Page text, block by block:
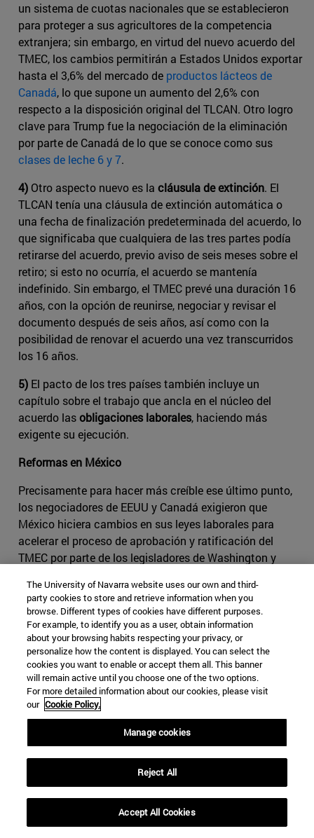
un sistema de cuotas nacionales que se establecieron
para proteger a sus agricultores de la competencia
extranjera; sin embargo, en virtud del nuevo acuerdo del
TMEC, los cambios permitirán a Estados Unidos exportar
hasta el 3,6% del mercado de productos lácteos de
Canadá​, lo que supone un aumento del 2,6% con
respecto a la disposición original del TLCAN. Otro logro
clave para Trump fue la negociación de la eliminación
por parte de Canadá de lo que se conoce como sus ​
clases de leche 6 y 7​.
4) Otro aspecto nuevo es la cláusula de extinción. El
TLCAN tenía una cláusula de extinción automática o
una fecha de finalización predeterminada del acuerdo, lo
que significaba que cualquiera de las tres partes podía
retirarse del acuerdo, previo aviso de seis meses sobre el
retiro; si esto no ocurría, el acuerdo se mantenía
indefinido. Sin embargo, el TMEC prevé una duración 16
años, con la opción de reunirse, negociar y revisar el
documento después de seis años, así como con la
posibilidad de renovar el acuerdo una vez transcurridos
los 16 años.
5) El pacto de los tres países también incluye un
capítulo sobre el trabajo que ancla en el núcleo del
acuerdo lasobligaciones laborales, haciendo más
exigente su ejecución.
Reformas en México
Precisamente para hacer más creíble ese último punto,
los negociadores de EEUU y Canadá exigieron que
México hiciera cambios en sus leyes laborales para
acelerar el proceso de aprobación y ratificación del
TMEC por parte de los legisladores de Washington y
EEUU habían dudado de la capacidad de México para
cumplir específicamente con los puntos de derechos
laborales del acuerdo. Uno de los principales objetivos
del presidente Trump en la renegociación era asegurar a
los trabajadores estadounidenses que se superaría la
situación de competencia desigual.
El presidente mexicano, Andrés Manuel López Obrador,
envió una carta al Congreso de EEUU garantizando la
implementación de un plan de cuatro años para
López Obrador se comprometió a un desembolso de 900
millones de dólares en los siguientes cuatro años para
cambiar el sistema de justicia laboral y asegurar que las
disputas entre trabajadores y empleadores se resuelvan
The University of Navarra website uses our own and third-
party cookies to store and retrieve information when you
browse. Different types of cookies have different purposes.
For example, to identify you as a user, obtain information
about your browsing habits respecting your privacy, or
personalize how the content is displayed. You can select the
cookies you want to enable or accept them all. This banner
will remain active until you choose one of the two options.
For more detailed information about our cookies, please visit
our Cookie Policy.
Manage cookies
Reject All
Accept All Cookies